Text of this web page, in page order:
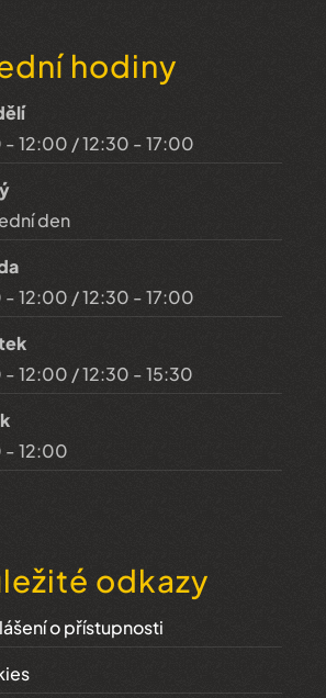
hodiny
12:00 / 12:30 - 17:00
den
12:00 / 12:30 - 17:00
12:00 / 12:30 - 15:30
- 12:00
odkazy
o přístupnosti